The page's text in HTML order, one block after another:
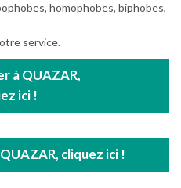
homophobes, biphobes,
service.
à QUAZAR,
ici !
cliquez ici !